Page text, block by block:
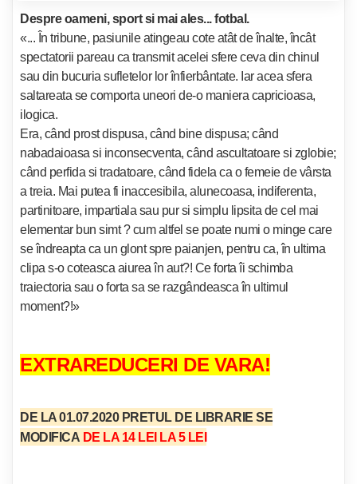
Despre oameni, sport si mai ales... fotbal.
«... În tribune, pasiunile atingeau cote atât de înalte, încât
spectatorii pareau ca transmit acelei sfere ceva din chinul
sau din bucuria sufletelor lor înfierbântate. Iar acea sfera
saltareata se comporta uneori de-o maniera capricioasa,
ilogica.
Era, când prost dispusa, când bine dispusa; când
nabadaioasa si inconsecventa, când ascultatoare si zglobie;
când perfida si tradatoare, când fidela ca o femeie de vârsta
a treia. Mai putea fi inaccesibila, alunecoasa, indiferenta,
partinitoare, impartiala sau pur si simplu lipsita de cel mai
elementar bun simt ? cum altfel se poate numi o minge care
se îndreapta ca un glont spre paianjen, pentru ca, în ultima
clipa s-o coteasca aiurea în aut?! Ce forta îi schimba
traiectoria sau o forta sa se razgândeasca în ultimul
moment?!»
EXTRAREDUCERI DE VARA!
DE LA 01.07.2020 PRETUL DE LIBRARIE SE
MODIFICA DE LA 14 LEI LA 5 LEI